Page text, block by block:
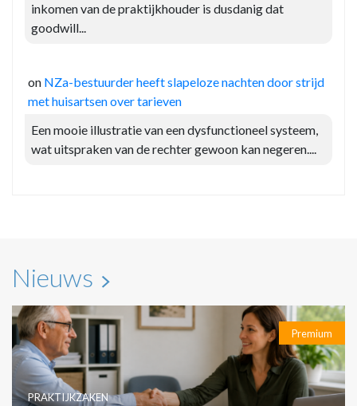
inkomen van de praktijkhouder is dusdanig dat
goodwill...
on NZa-bestuurder heeft slapeloze nachten door strijd
met huisartsen over tarieven
Een mooie illustratie van een dysfunctioneel systeem,
wat uitspraken van de rechter gewoon kan negeren....
Nieuws
Premium
PRAKTIJKZAKEN